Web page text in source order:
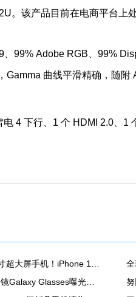
。该产品目前在电商平台上
99% Adobe RGB、99%
Gamma 曲线平滑精确，随
4 下行、1 个 HDMI 2.0、1